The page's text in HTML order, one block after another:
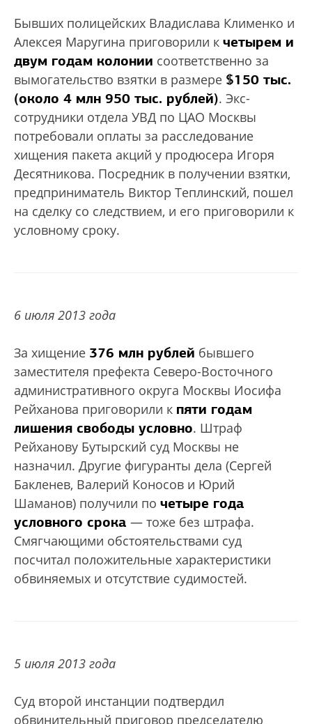
Бывших полицейских Владислава Клименко и
Алексея Маругина приговорили к четырем и
двум годам колонии соответственно за
вымогательство взятки в размере $150 тыс.
(около 4 млн 950 тыс. рублей). Экс-
сотрудники отдела УВД по ЦАО Москвы
потребовали оплаты за расследование
хищения пакета акций у продюсера Игоря
Десятникова. Посредник в получении взятки,
предприниматель Виктор Теплинский, пошел
на сделку со следствием, и его приговорили к
условному сроку.
6 июля 2013 года
За хищение 376 млн рублей бывшего
заместителя префекта Северо-Восточного
административного округа Москвы Иосифа
Рейханова приговорили к пяти годам
лишения свободы условно. Штраф
Рейханову Бутырский суд Москвы не
назначил. Другие фигуранты дела (Сергей
Бакленев, Валерий Коносов и Юрий
Шаманов) получили по четыре года
условного срока — тоже без штрафа.
Смягчающими обстоятельствами суд
посчитал положительные характеристики
обвиняемых и отсутствие судимостей.
5 июля 2013 года
Суд второй инстанции подтвердил
обвинительный приговор председателю